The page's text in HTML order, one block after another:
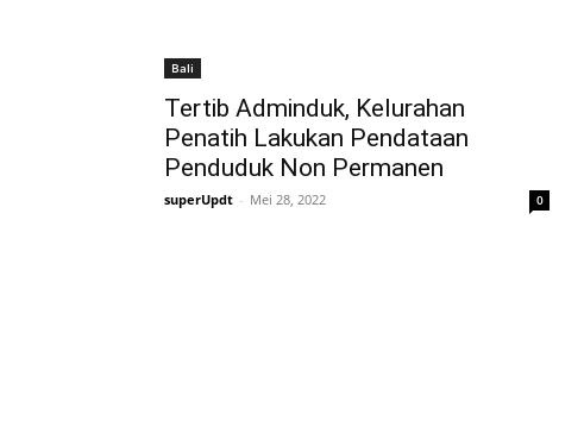
Bali
Tertib Adminduk, Kelurahan
Penatih Lakukan Pendataan
Penduduk Non Permanen
superUpdt - Mei 28, 2022 0